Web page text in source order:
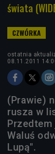
świata
ostatnia
08.11.2011
(Prawie)
rusza w
Waluś
Lupą".